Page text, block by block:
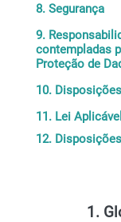
8. Segurança
9.
contempladas
Proteção de
10.
11. Lei
12.
1.